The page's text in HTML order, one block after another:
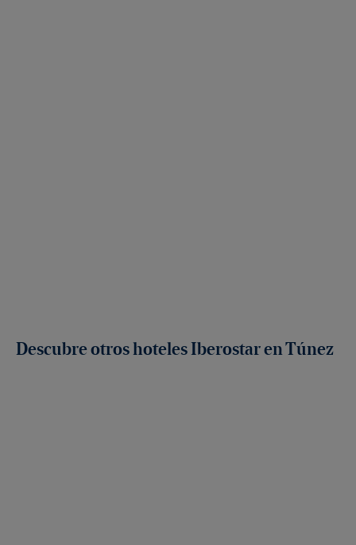
Descubre otros hoteles Iberostar en Túnez